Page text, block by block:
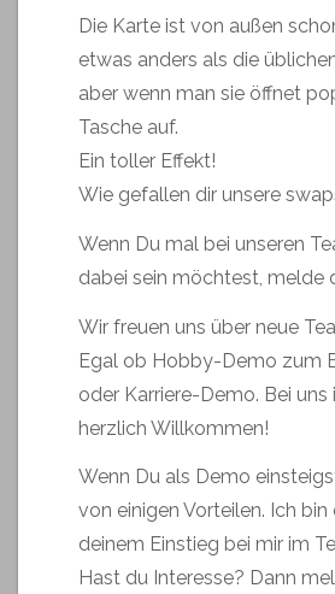
Die Karte ist von außen
etwas anders als die
aber wenn man sie öffnet
Tasche auf.
Ein toller Effekt!
Wie gefallen dir unsere
Wenn Du mal bei unseren
dabei sein möchtest, melde
Wir freuen uns über neue
Egal ob Hobby-Demo zum
oder Karriere-Demo. Bei uns
herzlich Willkommen!
Wenn Du als Demo
von einigen Vorteilen. Ich bin
deinem Einstieg bei mir im
Hast du Interesse? Dann